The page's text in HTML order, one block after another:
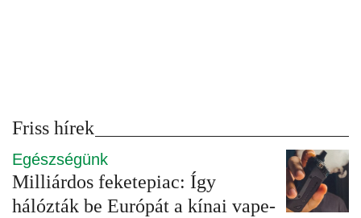
Friss hírek
Egészségünk
Milliárdos feketepiac: Így
hálózták be Európát a kínai vape-